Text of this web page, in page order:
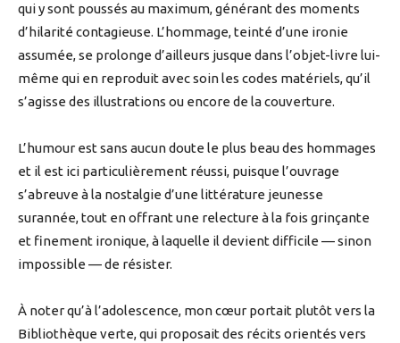
qui y sont poussés au maximum, générant des moments
d’hilarité contagieuse. L’hommage, teinté d’une ironie
assumée, se prolonge d’ailleurs jusque dans l’objet-livre lui-
même qui en reproduit avec soin les codes matériels, qu’il
s’agisse des illustrations ou encore de la couverture.
L’humour est sans aucun doute le plus beau des hommages
et il est ici particulièrement réussi, puisque l’ouvrage
s’abreuve à la nostalgie d’une littérature jeunesse
surannée, tout en offrant une relecture à la fois grinçante
et finement ironique, à laquelle il devient difficile — sinon
impossible — de résister.
À noter qu’à l’adolescence, mon cœur portait plutôt vers la
Bibliothèque verte, qui proposait des récits orientés vers